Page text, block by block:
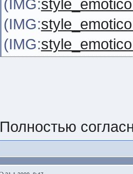
(IMG:
(IMG:
(IMG:
Полностью